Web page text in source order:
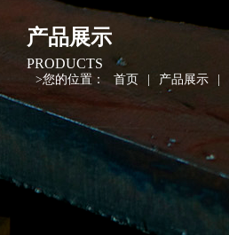
产品展示
PRODUCTS
>您的位置： 首页 产品展示